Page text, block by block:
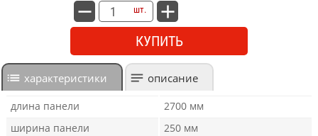
шт.
КУПИТЬ
характеристики описание
длина панели
2700 мм
ширина панели
250 мм